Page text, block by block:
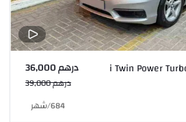
درهم 36,000
درهم 39,000
684
/شهر